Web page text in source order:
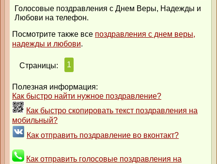
Голосовые поздравления с Днем Веры, Надежды и
Любови на телефон.
Посмотрите также все поздравления с днем веры,
надежды и любови.
Страницы: 1
Полезная информация:
Как быстро найти нужное поздравление?
Как быстро скопировать текст поздравления на
мобильный?
Как отправить поздравление во вконтакт?
Как отправить голосовые поздравления на